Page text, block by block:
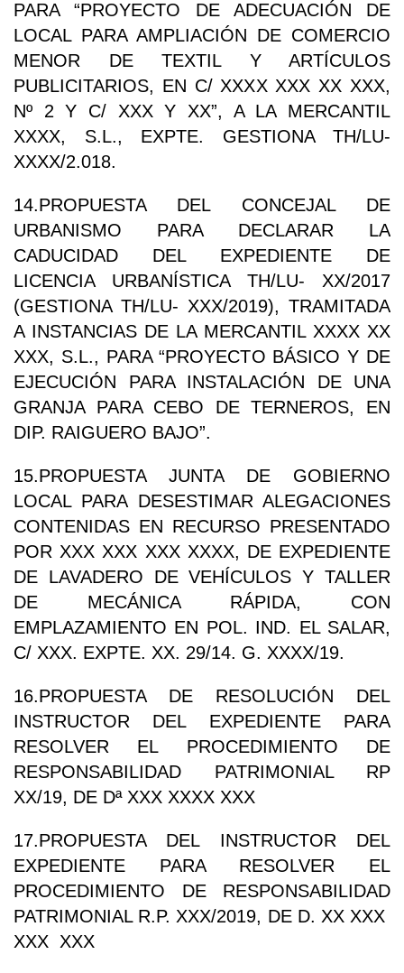
PARA “PROYECTO DE ADECUACIÓN DE
LOCAL PARA AMPLIACIÓN DE COMERCIO
MENOR DE TEXTIL Y ARTÍCULOS
PUBLICITARIOS, EN C/ XXXX XXX XX XXX,
Nº 2 Y C/ XXX Y XX”, A LA MERCANTIL
XXXX, S.L., EXPTE. GESTIONA TH/LU-
XXXX/2.018.
14.PROPUESTA DEL CONCEJAL DE
URBANISMO PARA DECLARAR LA
CADUCIDAD DEL EXPEDIENTE DE
LICENCIA URBANÍSTICA TH/LU- XX/2017
(GESTIONA TH/LU- XXX/2019), TRAMITADA
A INSTANCIAS DE LA MERCANTIL XXXX XX
XXX, S.L., PARA “PROYECTO BÁSICO Y DE
EJECUCIÓN PARA INSTALACIÓN DE UNA
GRANJA PARA CEBO DE TERNEROS, EN
DIP. RAIGUERO BAJO”.
15.PROPUESTA JUNTA DE GOBIERNO
LOCAL PARA DESESTIMAR ALEGACIONES
CONTENIDAS EN RECURSO PRESENTADO
POR XXX XXX XXX XXXX, DE EXPEDIENTE
DE LAVADERO DE VEHÍCULOS Y TALLER
DE MECÁNICA RÁPIDA, CON
EMPLAZAMIENTO EN POL. IND. EL SALAR,
C/ XXX. EXPTE. XX. 29/14. G. XXXX/19.
16.PROPUESTA DE RESOLUCIÓN DEL
INSTRUCTOR DEL EXPEDIENTE PARA
RESOLVER EL PROCEDIMIENTO DE
RESPONSABILIDAD PATRIMONIAL RP
XX/19, DE Dª XXX XXXX XXX
17.PROPUESTA DEL INSTRUCTOR DEL
EXPEDIENTE PARA RESOLVER EL
PROCEDIMIENTO DE RESPONSABILIDAD
PATRIMONIAL R.P. XXX/2019, DE D. XX XXX
XXX XXX